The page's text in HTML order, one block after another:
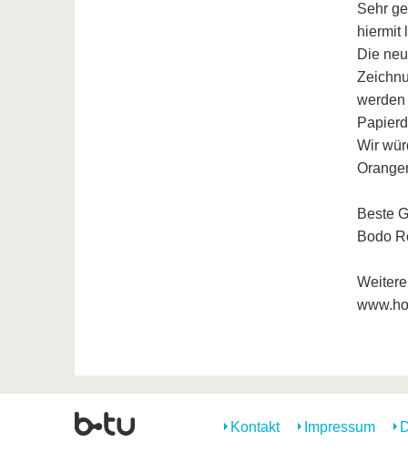
Sehr
hiermit
Die
werden
Wir
Beste
Bodo
Kontakt Impressum